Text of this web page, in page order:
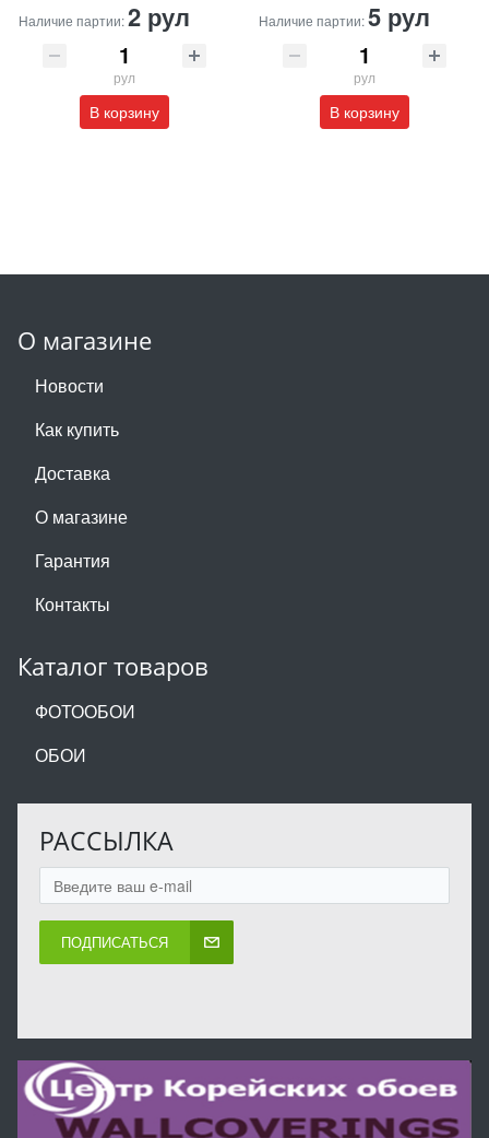
Наличие партии:2 рул
рул
В корзину
Наличие партии:5 рул
рул
В корзину
О магазине
Новости
Как купить
Доставка
О магазине
Гарантия
Контакты
Каталог товаров
ФОТООБОИ
ОБОИ
РАССЫЛКА
ПОДПИСАТЬСЯ